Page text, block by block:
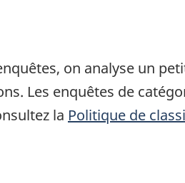
on analyse un
Les enquêtes de
la Politique de